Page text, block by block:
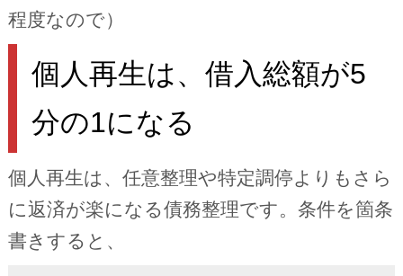
程度なので）
個人再生は、借入総額が5
分の1になる
個人再生は、任意整理や特定調停よりもさら
に返済が楽になる債務整理です。条件を箇条
書きすると、